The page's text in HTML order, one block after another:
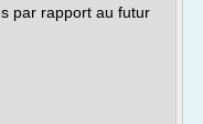
par rapport au futur